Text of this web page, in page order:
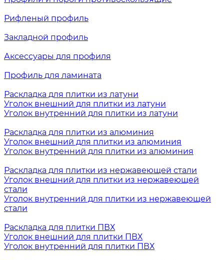
Рифленый профиль
Закладной профиль
Аксессуары для профиля
Профиль для ламината
Раскладка для плитки из латуни
Уголок внешний для плитки из латуни
Уголок внутренний для плитки из латуни
Раскладка для плитки из алюминия
Уголок внешний для плитки из алюминия
Уголок внутренний для плитки из алюминия
Раскладка для плитки из нержавеющей стали
Уголок внешний для плитки из нержавеющей
стали
Уголок внутренний для плитки из нержавеющей
стали
Раскладка для плитки ПВХ
Уголок внешний для плитки ПВХ
Уголок внутренний для плитки ПВХ